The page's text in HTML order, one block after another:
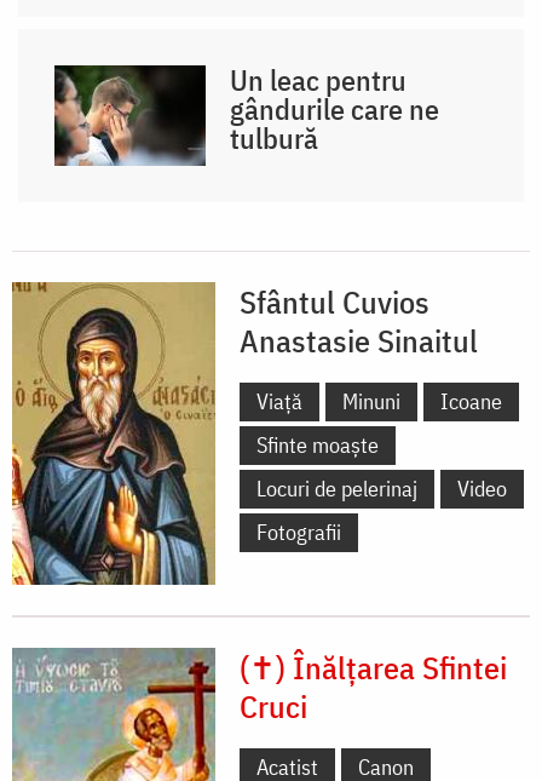
Un leac pentru
gândurile care ne
tulbură
Sfântul Cuvios
Anastasie Sinaitul
Viață Minuni
Icoane
Sfinte moaște
Locuri de pelerinaj
Video
Fotografii
(✝) Înălțarea Sfintei
Cruci
Acatist
Canon